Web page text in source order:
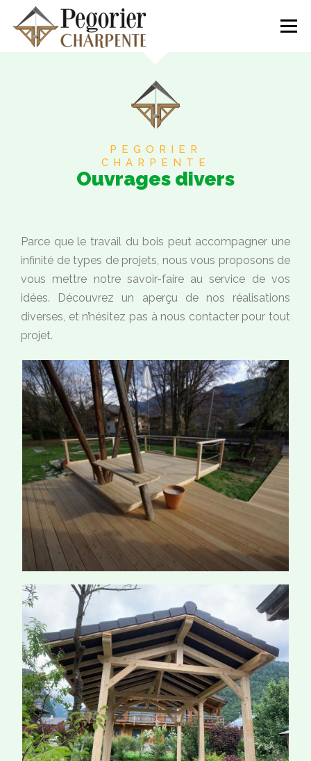
Menu
L’ENTREPRISE
04.50.55.94.77
PEGORIER
CHARPENTE
Ouvrages divers
Parce que le travail du bois peut accompagner une
infinité de types de projets, nous vous proposons de
vous mettre notre savoir-faire au service de vos
idées. Découvrez un aperçu de nos réalisations
diverses, et n’hésitez pas à nous contacter pour tout
projet.